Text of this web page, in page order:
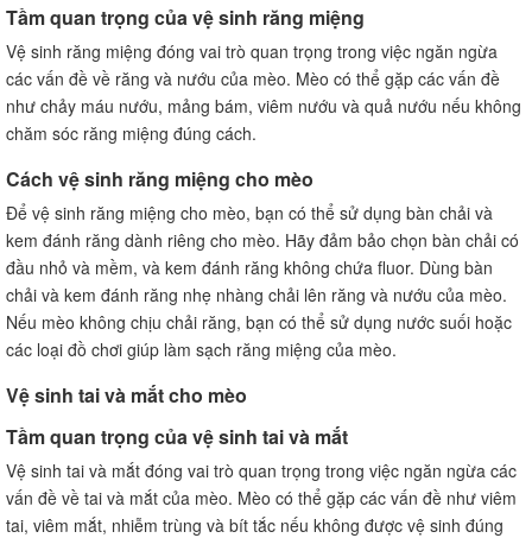
Tầm quan trọng của vệ sinh răng miệng
Vệ sinh răng miệng đóng vai trò quan trọng trong việc ngăn ngừa
các vấn đề về răng và nướu của mèo. Mèo có thể gặp các vấn đề
như chảy máu nướu, mảng bám, viêm nướu và quả nướu nếu không
chăm sóc răng miệng đúng cách.
Cách vệ sinh răng miệng cho mèo
Để vệ sinh răng miệng cho mèo, bạn có thể sử dụng bàn chải và
kem đánh răng dành riêng cho mèo. Hãy đảm bảo chọn bàn chải có
đầu nhỏ và mềm, và kem đánh răng không chứa fluor. Dùng bàn
chải và kem đánh răng nhẹ nhàng chải lên răng và nướu của mèo.
Nếu mèo không chịu chải răng, bạn có thể sử dụng nước suối hoặc
các loại đồ chơi giúp làm sạch răng miệng của mèo.
Vệ sinh tai và mắt cho mèo
Tầm quan trọng của vệ sinh tai và mắt
Vệ sinh tai và mắt đóng vai trò quan trọng trong việc ngăn ngừa các
vấn đề về tai và mắt của mèo. Mèo có thể gặp các vấn đề như viêm
tai, viêm mắt, nhiễm trùng và bít tắc nếu không được vệ sinh đúng